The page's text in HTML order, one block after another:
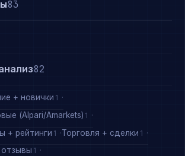
83
82
+ новички 1
(Alpari/Amarkets) 1
+ рейтинги 1 Торговля + сделки 1
1